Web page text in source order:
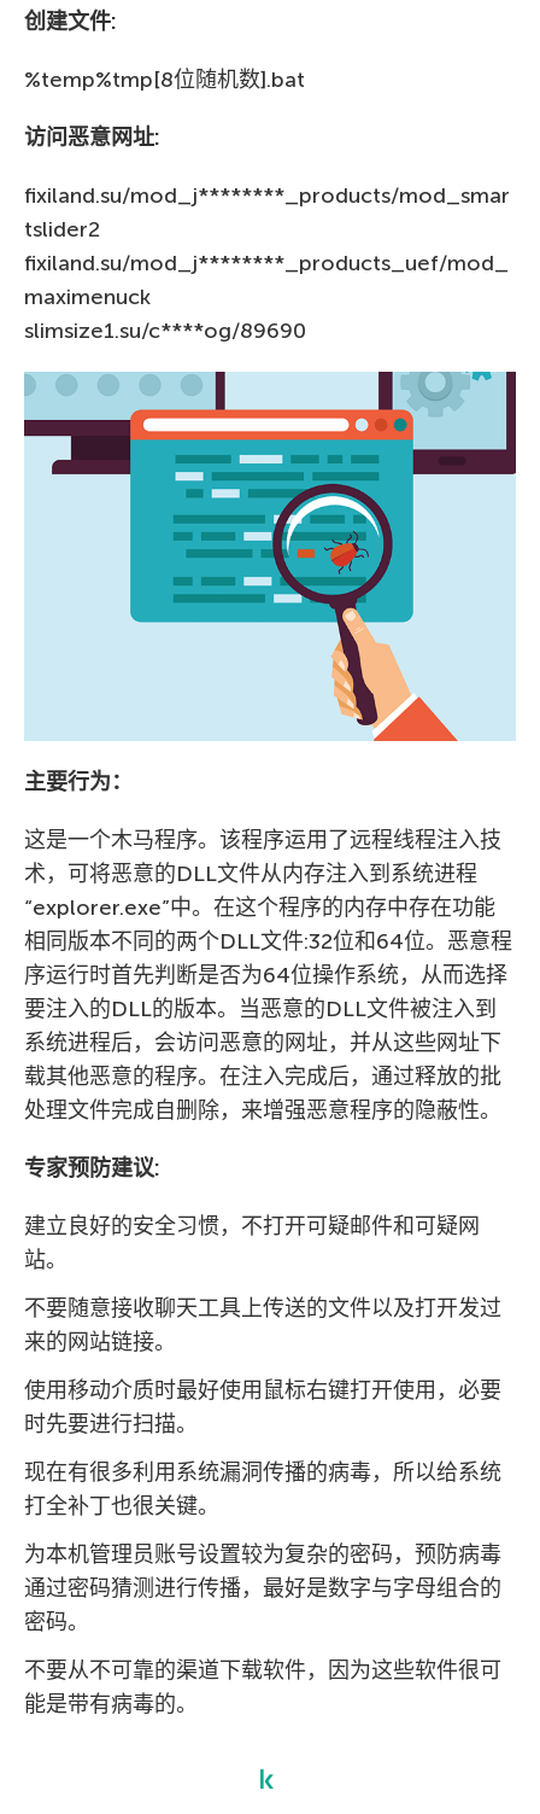
创建文件:
%temp%tmp[8位随机数].bat
访问恶意网址:
fixiland.su/mod_j********_products/mod_smar
tslider2
fixiland.su/mod_j********_products_uef/mod_
maximenuck
slimsize1.su/c****og/89690
主要行为：
这是一个木马程序。该程序运用了远程线程注入技
术，可将恶意的DLL文件从内存注入到系统进程
“explorer.exe”中。在这个程序的内存中存在功能
相同版本不同的两个DLL文件:32位和64位。恶意程
序运行时首先判断是否为64位操作系统，从而选择
要注入的DLL的版本。当恶意的DLL文件被注入到
系统进程后，会访问恶意的网址，并从这些网址下
载其他恶意的程序。在注入完成后，通过释放的批
处理文件完成自删除，来增强恶意程序的隐蔽性。
专家预防建议:
建立良好的安全习惯，不打开可疑邮件和可疑网
站。
不要随意接收聊天工具上传送的文件以及打开发过
来的网站链接。
使用移动介质时最好使用鼠标右键打开使用，必要
时先要进行扫描。
现在有很多利用系统漏洞传播的病毒，所以给系统
打全补丁也很关键。
为本机管理员账号设置较为复杂的密码，预防病毒
通过密码猜测进行传播，最好是数字与字母组合的
密码。
不要从不可靠的渠道下载软件，因为这些软件很可
能是带有病毒的。